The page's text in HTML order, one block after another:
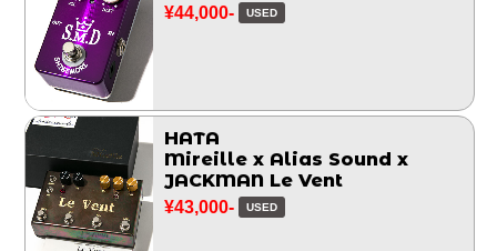
¥44,000- USED
HATA
Mireille x Alias Sound x
JACKMAN Le Vent
¥43,000- USED